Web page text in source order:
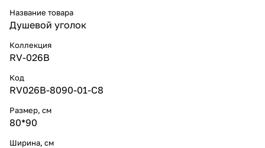
Название товара
Душевой уголок
Коллекция
RV-026B
Код
RV026B-8090-01-C8
Размер, см
80*90
Ширина, см